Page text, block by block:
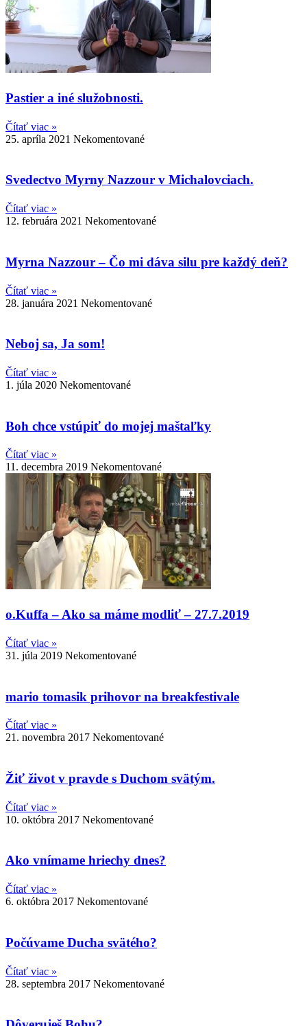
Pastier a iné služobnosti.
Čítať viac »
25. apríla 2021 Nekomentované
Svedectvo Myrny Nazzour v Michalovciach.
Čítať viac »
12. februára 2021 Nekomentované
Myrna Nazzour – Čo mi dáva silu pre každý deň?
Čítať viac »
28. januára 2021 Nekomentované
Neboj sa, Ja som!
Čítať viac »
1. júla 2020 Nekomentované
Boh chce vstúpiť do mojej maštaľky
Čítať viac »
11. decembra 2019 Nekomentované
o.Kuffa – Ako sa máme modliť – 27.7.2019
Čítať viac »
31. júla 2019 Nekomentované
mario tomasik prihovor na breakfestivale
Čítať viac »
21. novembra 2017 Nekomentované
Žiť život v pravde s Duchom svätým.
Čítať viac »
10. októbra 2017 Nekomentované
Ako vnímame hriechy dnes?
Čítať viac »
6. októbra 2017 Nekomentované
Počúvame Ducha svätého?
Čítať viac »
28. septembra 2017 Nekomentované